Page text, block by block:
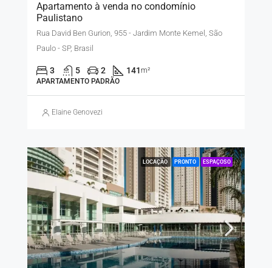
Apartamento à venda no condomínio
Paulistano
Rua David Ben Gurion, 955 - Jardim Monte Kemel, São
Paulo - SP, Brasil
3 5 2 141m²
APARTAMENTO PADRÃO
Elaine Genovezi
LOCAÇÃO PRONTO ESPAÇOSO